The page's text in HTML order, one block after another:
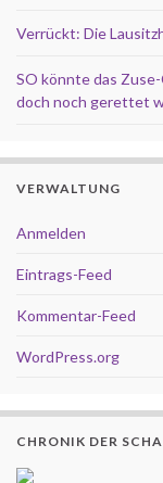
Verrückt: Die
SO könnte das
doch noch gerettet
VERWALTUNG
Anmelden
Eintrags-Feed
Kommentar-Feed
WordPress.org
CHRONIK DER